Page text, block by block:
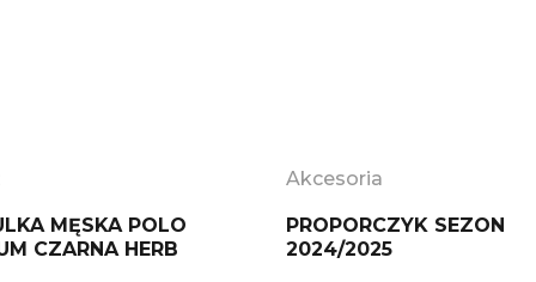
MĘSKA POLO
CZARNA HERB
Akcesoria
PROPORCZYK SEZON
2024/2025